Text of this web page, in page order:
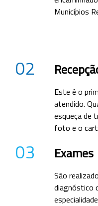
Municípios
02
Este é o
atendido.
esqueça de
foto e o
03 Exames
São
diagnóstico